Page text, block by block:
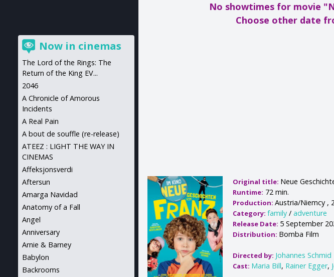
No showtimes for movie
Choose other date
Original title: Neue
Runtime: 72 min.
Production:Austria/Niemcy ,
Category:family /adventure
Release Date: 5 September
Distribution: Bomba Film
Directed by: Johannes Schmid
Cast: Maria Bill, Rainer Egger,
Now in cinemas
The Lord of the Rings: The
Return of the King EV...
2046
A Chronicle of Amorous
Incidents
A Real Pain
A bout de souffle (re-release)
ATEEZ : LIGHT THE WAY IN
CINEMAS
Affeksjonsverdi
Aftersun
Amarga Navidad
Anatomy of a Fall
Angel
Anniversary
Arnie & Barney
Babylon
Backrooms